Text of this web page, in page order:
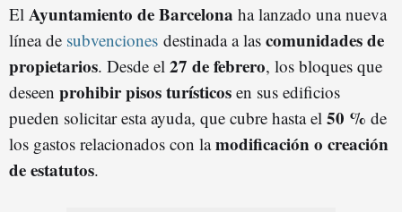
El Ayuntamiento de Barcelona ha lanzado una nueva
línea de subvenciones destinada a las comunidades de
propietarios. Desde el 27 de febrero, los bloques que
deseen prohibir pisos turísticos en sus edificios
pueden solicitar esta ayuda, que cubre hasta el 50 % de
los gastos relacionados con lamodificación o creación
de estatutos.